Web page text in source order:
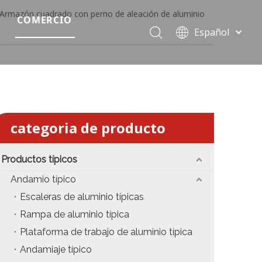
COMERCIO
Precio del armazón de iluminación estándar
Precio de productos relevantes de armadura
Precio de iluminación de escenario
Precio del sonido del escenario
Precio de necesidades de eventos
Español
Pусский
简体中文
Armazón cuadrado con perno de aleación de aluminio
categoria de producto
Productos típicos
Andamio típico
Escaleras de aluminio típicas
Rampa de aluminio típica
Plataforma de trabajo de aluminio típica
Andamiaje típico